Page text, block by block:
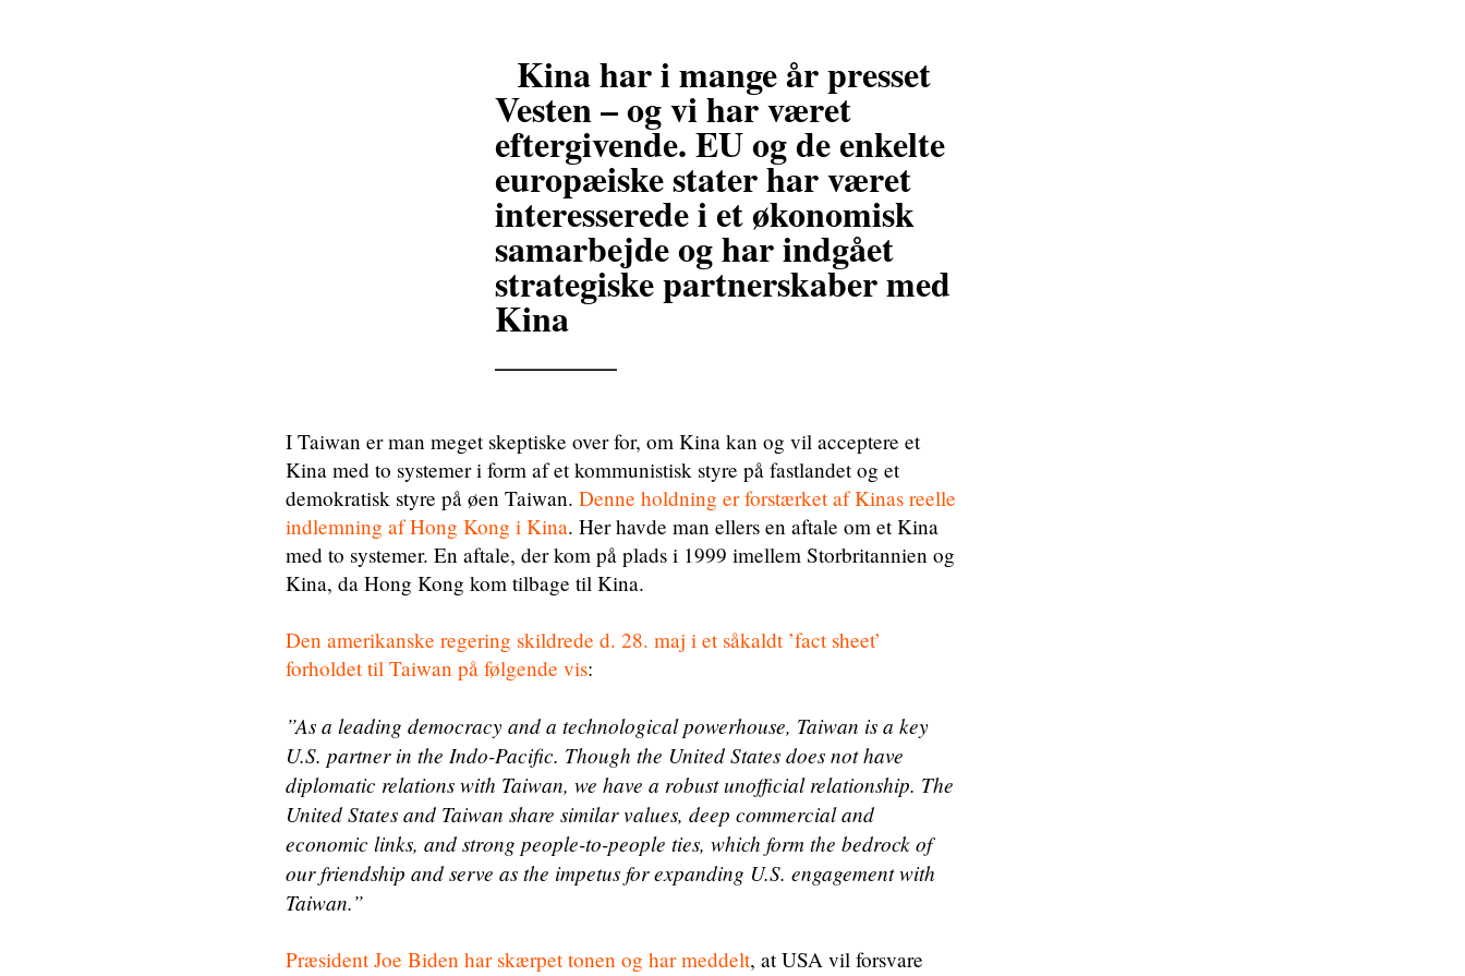
Kina har i mange år presset
Vesten – og vi har været
eftergivende. EU og de enkelte
europæiske stater har været
interesserede i et økonomisk
samarbejde og har indgået
strategiske partnerskaber med
Kina
I Taiwan er man meget skeptiske over for, om Kina kan og vil acceptere et
Kina med to systemer i form af et kommunistisk styre på fastlandet og et
demokratisk styre på øen Taiwan. Denne holdning er forstærket af Kinas reelle
indlemning af Hong Kong i Kina. Her havde man ellers en aftale om et Kina
med to systemer. En aftale, der kom på plads i 1999 imellem Storbritannien og
Kina, da Hong Kong kom tilbage til Kina.
Den amerikanske regering skildrede d. 28. maj i et såkaldt ’fact sheet’
forholdet til Taiwan på følgende vis:
”As a leading democracy and a technological powerhouse, Taiwan is a key
U.S. partner in the Indo-Pacific. Though the United States does not have
diplomatic relations with Taiwan, we have a robust unofficial relationship. The
United States and Taiwan share similar values, deep commercial and
economic links, and strong people-to-people ties, which form the bedrock of
our friendship and serve as the impetus for expanding U.S. engagement with
Taiwan.”
Præsident Joe Biden har skærpet tonen og har meddelt, at USA vil forsvare